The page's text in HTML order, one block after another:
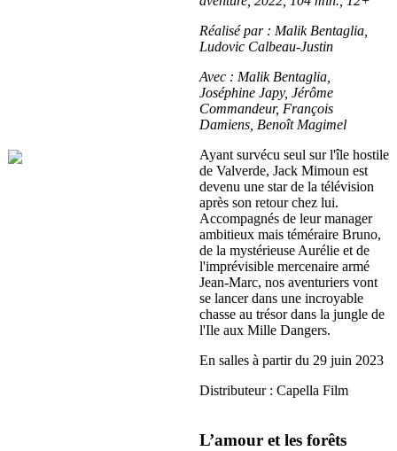
Réalisé par : Malik Bentaglia,
Ludovic Calbeau-Justin
Avec : Malik Bentaglia,
Joséphine Japy, Jérôme
Commandeur, François
Damiens, Benoît Magimel
Ayant survécu seul sur l'île hostile
de Valverde, Jack Mimoun est
devenu une star de la télévision
après son retour chez lui.
Accompagnés de leur manager
ambitieux mais téméraire Bruno,
de la mystérieuse Aurélie et de
l'imprévisible mercenaire armé
Jean-Marc, nos aventuriers vont
se lancer dans une incroyable
chasse au trésor dans la jungle de
l'Ile aux Mille Dangers.
En salles à partir du 29 juin 2023
Distributeur : Capella Film
L’amour et les forêts